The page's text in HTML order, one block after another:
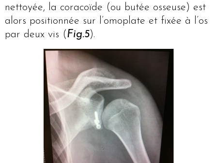
nettoyée, la coracoïde (ou butée osseuse) est
alors positionnée sur l’omoplate et fixée à l’os
par deux vis (Fig.5).